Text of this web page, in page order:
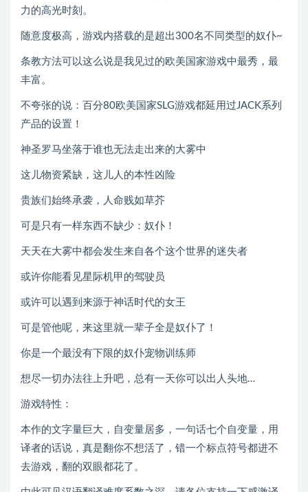
力的高光时刻。
随意度极高，游戏内搭载的是超出300名不同类型的奴仆~
条教方法可以这么说是我见过的欧美国家游戏中最秀，最
丰富。
不夸张的说：百分80欧美国家SLG游戏都延用过JACK系列
产品的设置！
神圣罗马坐落于谁也无法走出来的大雾中
这儿物资紧缺，这儿人的本性凶险
贵族们始终承袭，人命贱如草芥
可是只有一样东西不缺少：奴仆！
天天在大雾中都会发生来自各个这个世界的迷失者
或许你能看见星际机甲的驾驶员
或许可以遇到来源于神话时代的女王
可是管他呢，来这里就一辈子全是奴仆了！
你是一个最没有下限的奴仆宠物训练师
想尽一切办法往上升吧，总有一天你可以出人头地…
游戏特性：
本作的文字量巨大，自变量居多，一句话七个自变量，用
译者的话说，真是翻你不想活了，错一个标点符号都进不
去游戏，翻的双眼都花了。